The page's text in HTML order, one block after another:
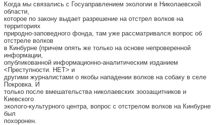
Когда мы связались с Госуаправлением экологии в Николаевской
области,
которое по закону выдает разрешение на отстрел волков на
территориях
природно-заповедного фонда, там уже рассматривался вопрос об
отстреле волков
в Кинбурне (причем опять же только на основе непроверенной
информации,
опубликованной информационно-аналитическим изданием
<Преступности. НЕТ> и
другими журналистами о якобы нападении волков на собаку в селе
Покровка. И
только после вмешательства николаевских зоозащитников и
Киевского
эколого-культурного центра, вопрос с отстрелом волков на Кинбурне
был
похоронен.